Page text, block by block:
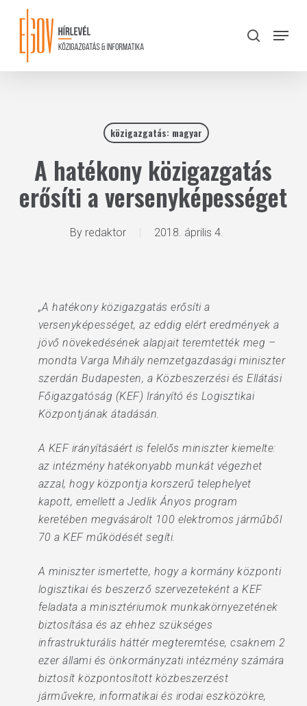
content
search
Menu
közigazgatás: magyar
A hatékony közigazgatás
erősíti a versenyképességet
By redaktor 2018. április 4.
„A hatékony közigazgatás erősíti a
versenyképességet, az eddig elért eredmények a
jövő növekedésének alapjait teremtették meg –
mondta Varga Mihály nemzetgazdasági miniszter
szerdán Budapesten, a Közbeszerzési és Ellátási
Főigazgatóság (KEF) Irányító és Logisztikai
Központjának átadásán.
A KEF irányításáért is felelős miniszter kiemelte:
az intézmény hatékonyabb munkát végezhet
azzal, hogy központja korszerű telephelyet
kapott, emellett a Jedlik Ányos program
keretében megvásárolt 100 elektromos járműből
70 a KEF működését segíti.
A miniszter ismertette, hogy a kormány központi
logisztikai és beszerző szervezeteként a KEF
feladata a minisztériumok munkakörnyezetének
biztosítása és az ehhez szükséges
infrastrukturális háttér megteremtése, csaknem 2
ezer állami és önkormányzati intézmény számára
biztosít központosított közbeszerzést
járművekre, informatikai és irodai eszközökre,
Close